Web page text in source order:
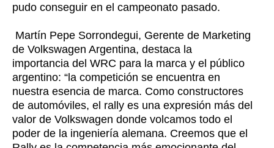
pudo conseguir en el campeonato pasado.
Martín Pepe Sorrondegui, Gerente de Marketing
de Volkswagen Argentina, destaca la
importancia del WRC para la marca y el público
argentino: “la competición se encuentra en
nuestra esencia de marca. Como constructores
de automóviles, el rally es una expresión más del
valor de Volkswagen donde volcamos todo el
poder de la ingeniería alemana. Creemos que el